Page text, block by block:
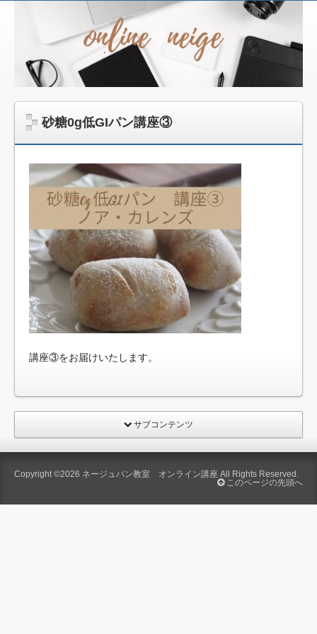
ジュ
パン
教
オン
ライ
ン講
座
砂糖0g低GIパン講座③
講座③をお届けいたします。
サブコンテンツ
Copyright ©2026 ネージュパン教室 オンライン講座 All Rights Reserved.
このページの先頭へ